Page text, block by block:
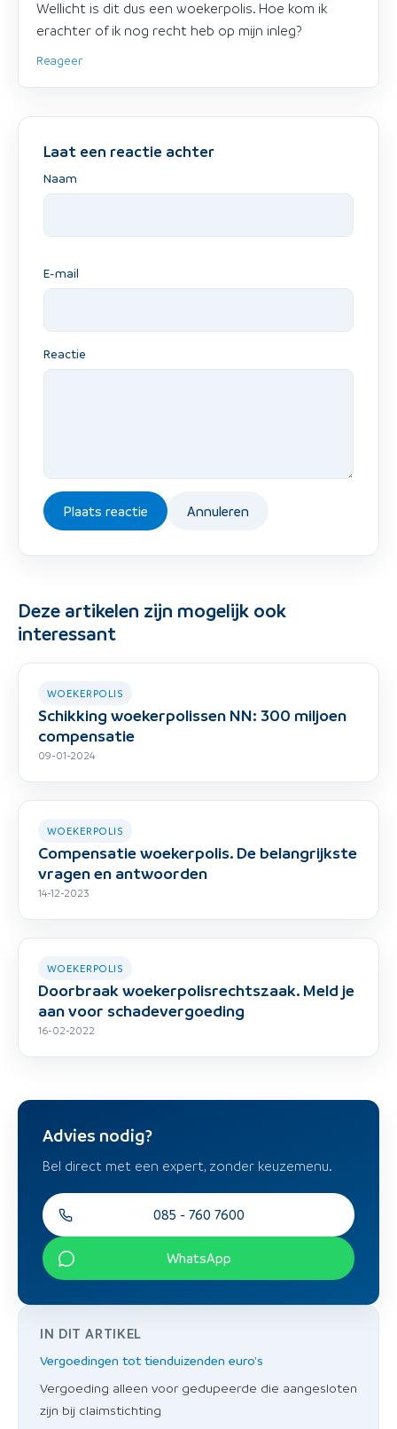
Wellicht is dit dus een woekerpolis. Hoe kom ik
erachter of ik nog recht heb op mijn inleg?
Reageer
Laat een reactie achter
Naam
E-mail
Reactie
Plaats reactie Annuleren
Deze artikelen zijn mogelijk ook
interessant
WOEKERPOLIS
Schikking woekerpolissen NN: 300 miljoen
compensatie
09-01-2024
WOEKERPOLIS
Compensatie woekerpolis. De belangrijkste
vragen en antwoorden
14-12-2023
WOEKERPOLIS
Doorbraak woekerpolisrechtszaak. Meld je
aan voor schadevergoeding
16-02-2022
IN DIT ARTIKEL
Vergoedingen tot tienduizenden euro's
Vergoeding alleen voor gedupeerde die aangesloten
zijn bij claimstichting
Advies nodig?
Bel direct met een expert, zonder keuzemenu.
085 - 760 7600
WhatsApp